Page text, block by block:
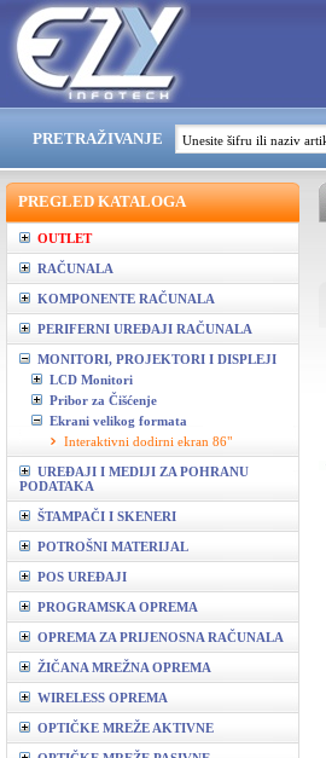
PRETRAŽIVANJE
PREGLED KATALOGA
OUTLET
RAČUNALA
KOMPONENTE RAČUNALA
PERIFERNI UREĐAJI RAČUNALA
MONITORI, PROJEKTORI I DISPLEJI
LCD Monitori
Pribor za Čišćenje
Ekrani velikog formata
Interaktivni dodirni ekran 86"
UREĐAJI I MEDIJI ZA POHRANU
PODATAKA
ŠTAMPAČI I SKENERI
POTROŠNI MATERIJAL
POS UREĐAJI
PROGRAMSKA OPREMA
OPREMA ZA PRIJENOSNA RAČUNALA
ŽIČANA MREŽNA OPREMA
WIRELESS OPREMA
OPTIČKE MREŽE AKTIVNE